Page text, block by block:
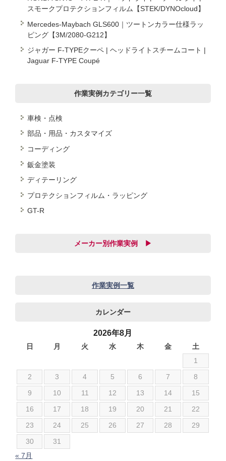
スモークプロテクションフィルム【STEK/DYNOcloud】
Mercedes-Maybach GLS600｜ツートンカラー仕様ラッ
ピング【3M/2080-G212】
ジャガー F-TYPEクーペ | ヘッドライトスチームコート |
Jaguar F-TYPE Coupé
作業実例カテゴリー一覧
車検・点検
部品・用品・カスタマイズ
コーディング
鈑金塗装
ディテーリング
プロテクションフィルム・ラッピング
GT-R
メーカー別作業実例 ▶
アルファロメオ
シボレー
ジャガー
スズキ
ダイハツ
テスラ
トヨタ
作業実例一覧
カレンダー
2026年8月
日 月 火 水 木 金
土
1
2
3 4 5 6 7
8
9
10 11 12 13 14
15
16
17 18 19 20 21
22
23
24 25 26 27 28
29
30
31
« 7月